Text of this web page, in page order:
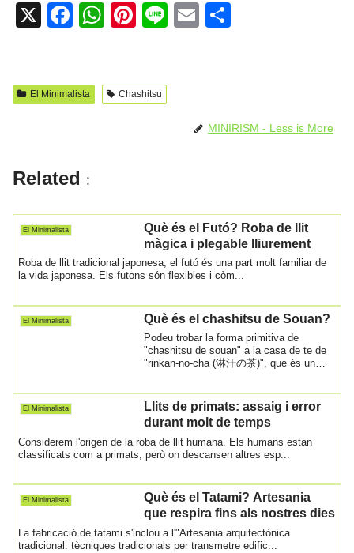
X
F
e
o
k
W
s
Pi
e
Li
E
ar
te
El Minimalista Chashitsu
MINIRISM - Less is More
Related :
El Minimalista
Què és el Futó? Roba de llit
màgica i plegable lliurement
Roba de llit tradicional japonesa, el futó és una part molt familiar de
la vida japonesa. Els futons són flexibles i còm...
El Minimalista Què és el chashitsu de Souan?
Podeu trobar la forma primitiva de
"chashitsu de souan" a la casa de te de
"rinkan-no-cha (淋汗の茶)", que és un
El Minimalista
Llits de primats: assaig i error
durant molt de temps
Considerem l'origen de la roba de llit humana. Els humans estan
classificats com a primats, però on descansen altres esp...
El Minimalista
Què és el Tatami? Artesania
que respira fins als nostres dies
La fabricació de tatami s'inclou a l'"Artesania arquitectònica
tradicional: tècniques tradicionals per transmetre edific...